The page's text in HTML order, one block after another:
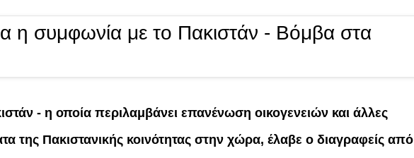
- η οποία περιλαμβάνει επανένωση οικογενειών και άλλες
της Πακιστανικής κοινότητας στην χώρα, έλαβε ο διαγραφείς από